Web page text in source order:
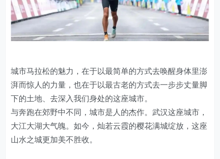
城市马拉松的魅力，在于以最简单的方式去唤醒身体里澎
湃而惊人的力量，也在于以最古老的方式去一步步丈量脚
下的土地、去深入我们身处的这座城市。
与奔跑在郊野中不同，城市是人的杰作。武汉这座城市，
大江大湖大气魄。如今，灿若云霞的樱花满城绽放，这座
山水之城更加美不胜收。